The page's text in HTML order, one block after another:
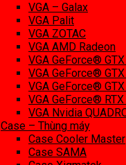
VGA – Galax
VGA Palit
VGA ZOTAC
VGA AMD Radeon
VGA GeForce®
VGA GeForce®
VGA GeForce®
VGA GeForce®
VGA Nvidia
Case – Thùng máy
Case Cooler Master
Case SAMA